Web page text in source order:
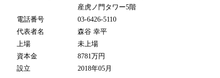
産虎ノ門タワー5階
電話番号
03-6426-5110
代表者名
森谷 幸平
上場
未上場
資本金
8781万円
設立
2018年05月